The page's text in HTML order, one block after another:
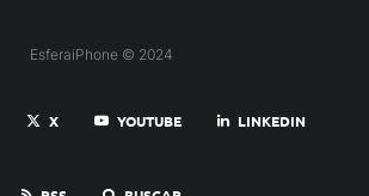
EsferaiPhone © 2024
X YOUTUBE LINKEDIN